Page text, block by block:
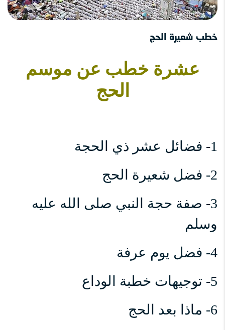
خطب شعيرة الحج
عشرة خطب عن موسم
الحج
1- فضائل عشر ذي الحجة
2- فضل شعيرة الحج
3- صفة حجة النبي صلى الله عليه
وسلم
4- فضل يوم عرفة
5- توجيهات خطبة الوداع
6- ماذا بعد الحج